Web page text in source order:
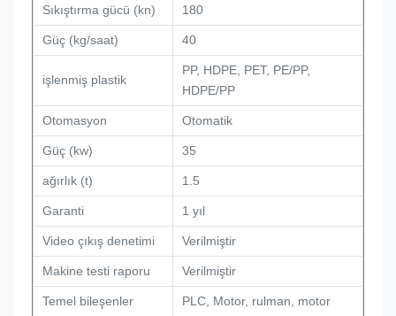
Sıkıştırma gücü (kn) 180
Güç (kg/saat) 40
işlenmiş plastik
PP, HDPE, PET, PE/PP,
HDPE/PP
Otomasyon Otomatik
Güç (kw) 35
ağırlık (t) 1.5
Garanti 1 yıl
Video çıkış denetimi Verilmiştir
Makine testi raporu Verilmiştir
Temel bileşenler PLC, Motor, rulman, motor